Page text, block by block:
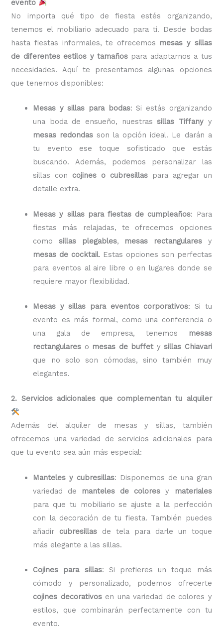
evento
No importa qué tipo de fiesta estés organizando,
tenemos el mobiliario adecuado para ti. Desde bodas
hasta fiestas informales, te ofrecemos mesas y sillas
de diferentes estilos y tamaños para adaptarnos a tus
necesidades. Aquí te presentamos algunas opciones
que tenemos disponibles:
Mesas y sillas para bodas: Si estás organizando
una boda de ensueño, nuestrassillas Tiffanyy
mesas redondas son la opción ideal. Le darán a
tu evento ese toque sofisticado que estás
buscando. Además, podemos personalizar las
sillas con cojines o cubresillaspara agregar un
detalle extra.
Mesas y sillas para fiestas de cumpleaños: Para
fiestas más relajadas, te ofrecemos opciones
como sillas plegables, mesas rectangularesy
mesas de cocktail. Estas opciones son perfectas
para eventos al aire libre o en lugares donde se
requiere mayor flexibilidad.
Mesas y sillas para eventos corporativos: Si tu
evento es más formal, como una conferencia o
una gala de empresa, tenemos
mesas
rectangulares o mesas de buffetysillas Chiavari
que no solo son cómodas, sino también muy
elegantes.
2. Servicios adicionales que complementan tu alquiler
Además del alquiler de mesas y sillas, también
ofrecemos una variedad de servicios adicionales para
que tu evento sea aún más especial:
Manteles y cubresillas: Disponemos de una gran
variedad de manteles de colores y
materiales
para que tu mobiliario se ajuste a la perfección
con la decoración de tu fiesta. También puedes
añadir cubresillas de tela para darle un toque
más elegante a las sillas.
Cojines para sillas: Si prefieres un toque más
cómodo y personalizado, podemos ofrecerte
cojines decorativosen una variedad de colores y
estilos, que combinarán perfectamente con tu
evento.